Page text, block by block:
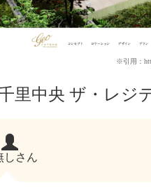
※引用：
里中央 ザ・レジ
しさん